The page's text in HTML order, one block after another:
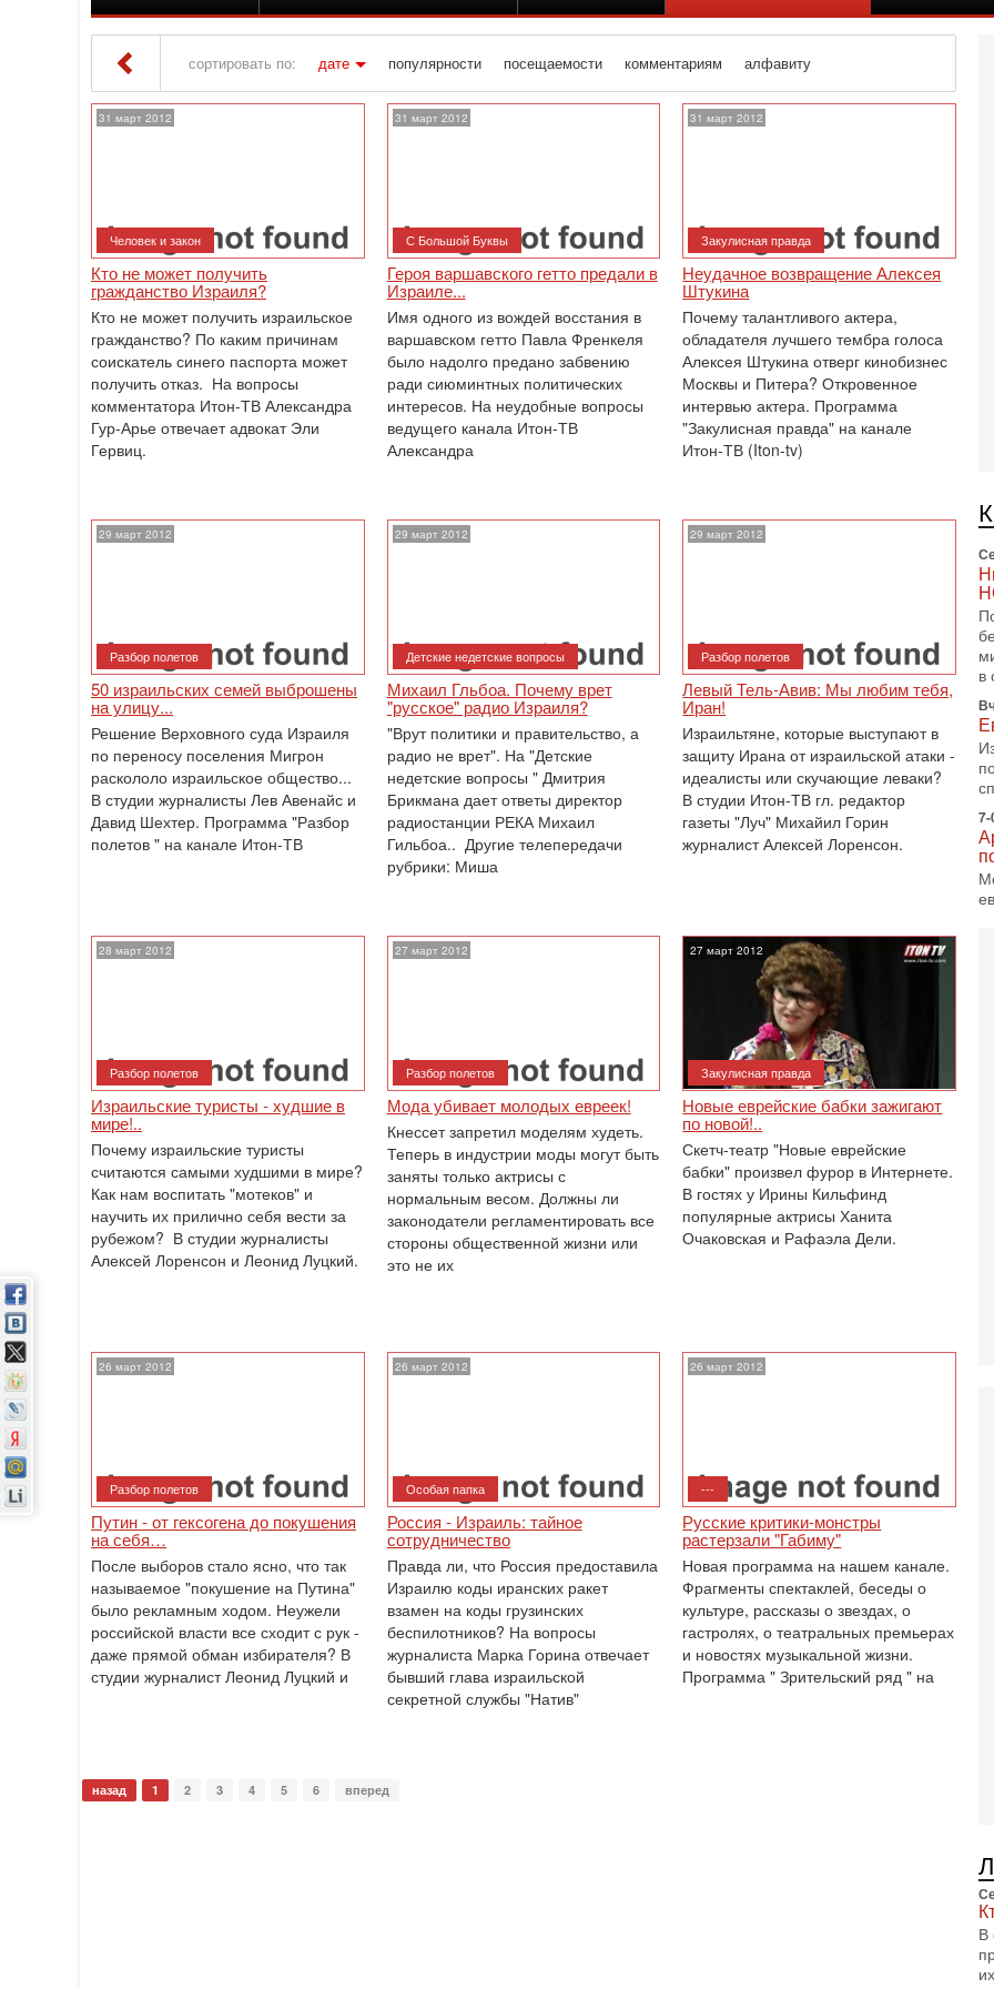
сортировать по: дате популярности посещаемости комментариям алфавиту
» Материалы за Март 2012 года
31 март 2012
Человек и закон
Кто не может получить
гражданство Израиля?
Кто не может получить израильское
гражданство? По каким причинам
соискатель синего паспорта может
получить отказ. На вопросы
комментатора Итон-ТВ Александра
Гур-Арье отвечает адвокат Эли
Гервиц.
31 март 2012
С Большой Буквы
Героя варшавского гетто предали в
Израиле...
Имя одного из вождей восстания в
варшавском гетто Павла Френкеля
было надолго предано забвению
ради сиюминтных политических
интересов. На неудобные вопросы
ведущего канала Итон-ТВ
Александра
31 март 2012
Закулисная правда
Неудачное возвращение Алексея
Штукина
Почему талантливого актера,
обладателя лучшего тембра голоса
Алексея Штукина отверг кинобизнес
Москвы и Питера? Откровенное
интервью актера. Программа
"Закулисная правда" на канале
Итон-ТВ (Iton-tv)
29 март 2012
Разбор полетов
50 израильских семей выброшены
на улицу...
Решение Верховного суда Израиля
по переносу поселения Мигрон
раскололо израильское общество...
В студии журналисты Лев Авенайс и
Давид Шехтер. Программа "Разбор
полетов " на канале Итон-ТВ
29 март 2012
Детские недетские вопросы
Михаил Гльбоа. Почему врет
"русское" радио Израиля?
"Врут политики и правительство, а
радио не врет". На "Детские
недетские вопросы " Дмитрия
Брикмана дает ответы директор
радиостанции РЕКА Михаил
Гильбоа.. Другие телепередачи
рубрики: Миша
29 март 2012
Разбор полетов
Левый Тель-Авив: Мы любим тебя,
Иран!
Израильтяне, которые выступают в
защиту Ирана от израильской атаки -
идеалисты или скучающие леваки?
В студии Итон-ТВ гл. редактор
газеты "Луч" Михайил Горин
журналист Алексей Лоренсон.
28 март 2012
Разбор полетов
Израильские туристы - худшие в
мире!..
Почему израильские туристы
считаются самыми худшими в мире?
Как нам воспитать "мотеков" и
научить их прилично себя вести за
рубежом? В студии журналисты
Алексей Лоренсон и Леонид Луцкий.
27 март 2012
Разбор полетов
Мода убивает молодых евреек!
Кнессет запретил моделям худеть.
Теперь в индустрии моды могут быть
заняты только актрисы с
нормальным весом. Должны ли
законодатели регламентировать все
стороны общественной жизни или
это не их
27 март 2012
Закулисная правда
Новые еврейские бабки зажигают
по новой!..
Скетч-театр "Новые еврейские
бабки" произвел фурор в Интернете.
В гостях у Ирины Кильфинд
популярные актрисы Ханита
Очаковская и Рафаэла Дели.
26 март 2012
Разбор полетов
Путин - от гексогена до покушения
на себя…
После выборов стало ясно, что так
называемое "покушение на Путина"
было рекламным ходом. Неужели
российской власти все сходит с рук -
даже прямой обман избирателя? В
студии журналист Леонид Луцкий и
26 март 2012
Особая папка
Россия - Израиль: тайное
сотрудничество
Правда ли, что Россия предоставила
Израилю коды иранских ракет
взамен на коды грузинских
беспилотников? На вопросы
журналиста Марка Горина отвечает
бывший глава израильской
секретной службы "Натив"
26 март 2012
---
Русские критики-монстры
растерзали "Габиму"
Новая программа на нашем канале.
Фрагменты спектаклей, беседы о
культуре, рассказы о звездах, о
гастролях, о театральных премьерах
и новостях музыкальной жизни.
Программа " Зрительский ряд " на
назад 1 2 3 4 5 6 вперед
в
7-
В
В